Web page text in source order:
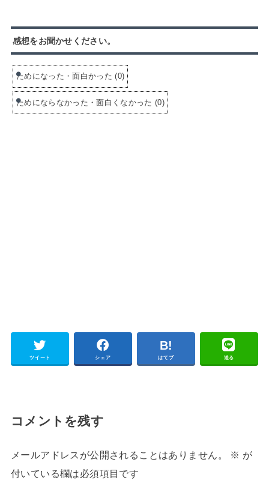
感想をお聞かせください。
ためになった・面白かった (0)
ためにならなかった・面白くなかった (0)
ツイート シェア はてブ 送る
コメントを残す
メールアドレスが公開されることはありません。 ※ が
付いている欄は必須項目です